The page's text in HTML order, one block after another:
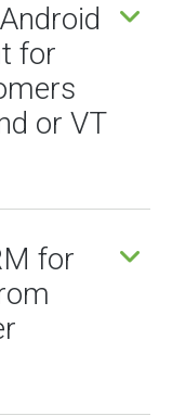
for
or VT
for